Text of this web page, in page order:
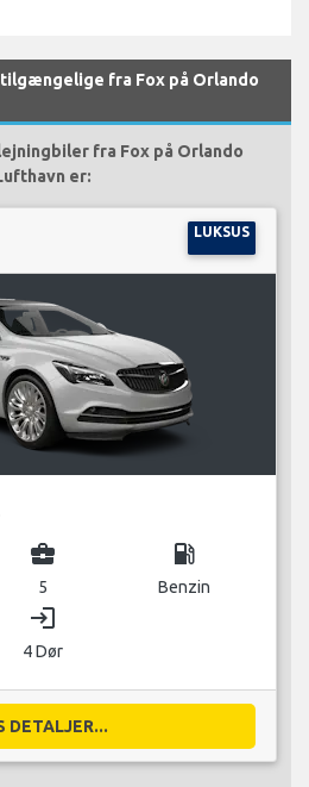
fra Fox på Orlando
fra Fox på Orlando
er:
LUKSUS
business_center
5
local_gas_station
Benzin
login
4 Dør
DETALJER...